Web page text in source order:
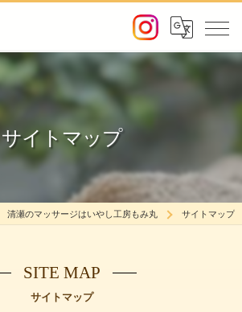
サイトマップ
清瀬のマッサージはいやし工房もみ丸 サイトマップ
サイトマップ
SITE MAP